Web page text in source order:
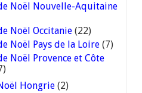
Noël Nouvelle-Aquitaine
Noël Occitanie (22)
Noël Pays de la Loire (7)
Noël Provence et Côte
Hongrie (2)